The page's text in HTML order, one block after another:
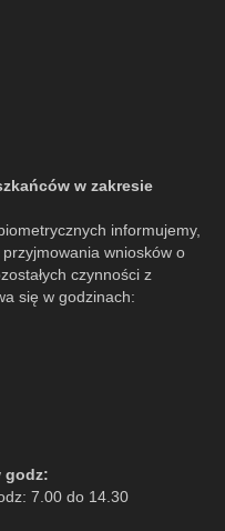
w zakresie
informujemy,
wniosków o
czynności z
się w godzinach:
godz:
7.00 do 14.30